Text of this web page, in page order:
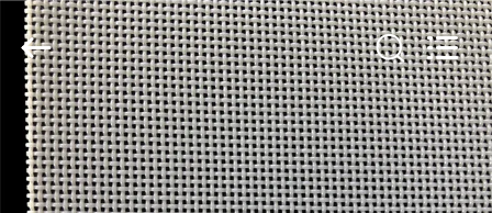
CASA
PRODOTTI
2026
Hebei
Reking
Wire
Mesh
Co.,Ltd.
Rights
Reserved.